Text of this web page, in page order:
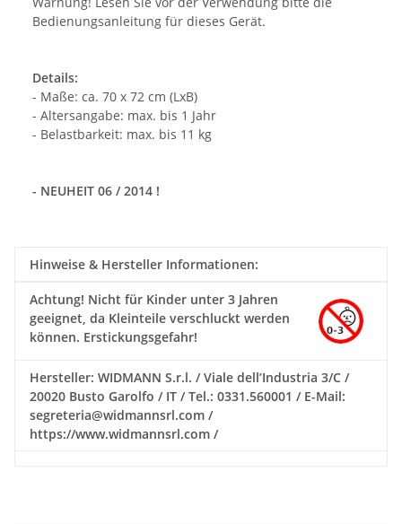
Bedienungsanleitung für dieses Gerät.
Details:
- Maße: ca. 70 x 72 cm (LxB)
- Altersangabe: max. bis 1 Jahr
- Belastbarkeit: max. bis 11 kg
- NEUHEIT 06 / 2014 !
Hinweise & Hersteller Informationen:
Achtung! Nicht für Kinder unter 3 Jahren
geeignet, da Kleinteile verschluckt werden
können. Erstickungsgefahr!
Hersteller: WIDMANN S.r.l. / Viale dell’Industria 3/C /
20020 Busto Garolfo / IT / Tel.: 0331.560001 / E-Mail:
segreteria@widmannsrl.com /
https://www.widmannsrl.com /